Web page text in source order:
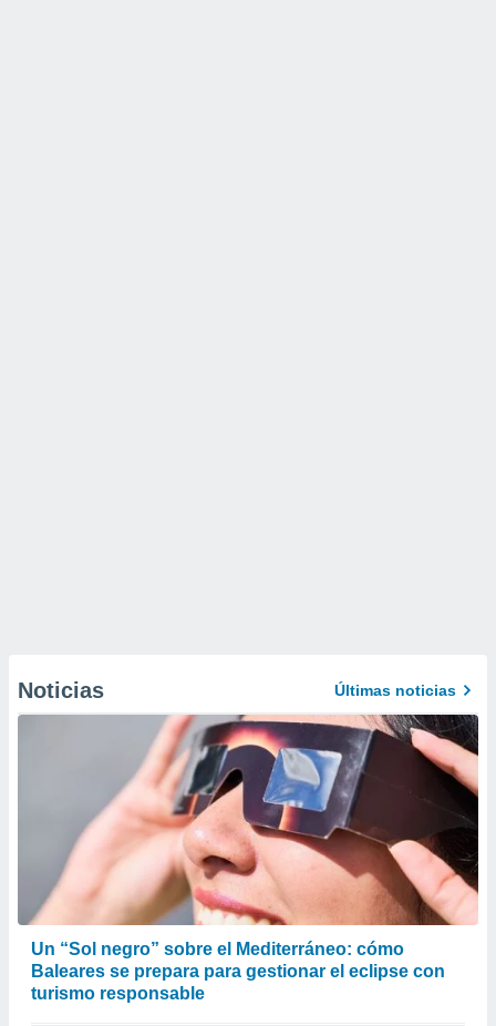
Noticias Últimas noticias
Un “Sol negro” sobre el Mediterráneo: cómo
Baleares se prepara para gestionar el eclipse con
turismo responsable